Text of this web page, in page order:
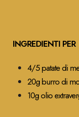
INGREDIENTI
4/5 patate di
20g burro di
10g olio